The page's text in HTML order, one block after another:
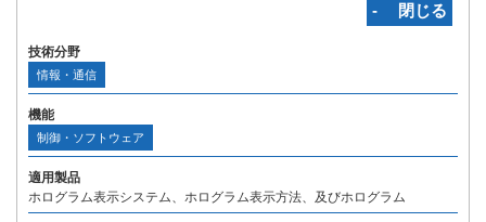
‐ 閉じる
技術分野
情報・通信
機能
制御・ソフトウェア
適用製品
ホログラム表示システム、ホログラム表示方法、及びホログラム